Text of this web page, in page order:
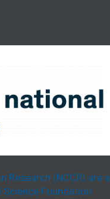
Research (NCCR) are a
Foundation.